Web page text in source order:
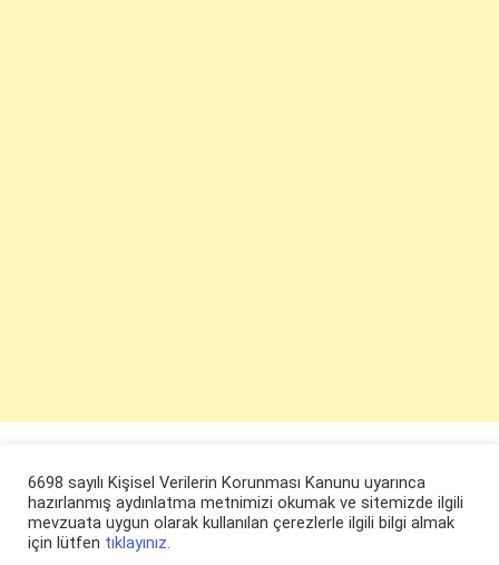
6698 sayılı Kişisel Verilerin Korunması Kanunu uyarınca
hazırlanmış aydınlatma metnimizi okumak ve sitemizde ilgili
mevzuata uygun olarak kullanılan çerezlerle ilgili bilgi almak
için lütfen tıklayınız.